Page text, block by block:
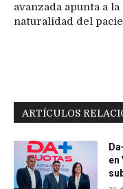
avanzada apunta a la
naturalidad del
ARTÍCULOS
en